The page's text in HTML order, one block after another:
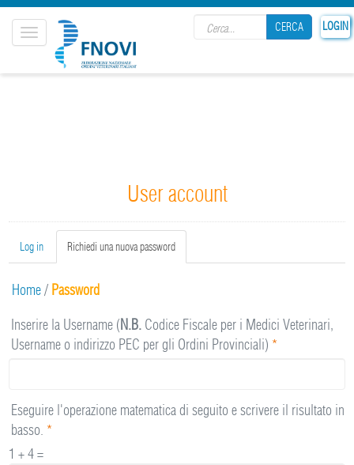
LOGIN
CERCA
Toggle
navigation
User account
Primary tabs
Log in Richiedi una nuova password
tab)
Home/ Password
Inserire la Username (N.B. Codice Fiscale per i Medici Veterinari,
Username o indirizzo PEC per gli Ordini Provinciali) *
Eseguire l'operazione matematica di seguito e scrivere il risultato in
basso. *
1 + 4 =